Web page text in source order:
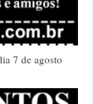
7 de agosto